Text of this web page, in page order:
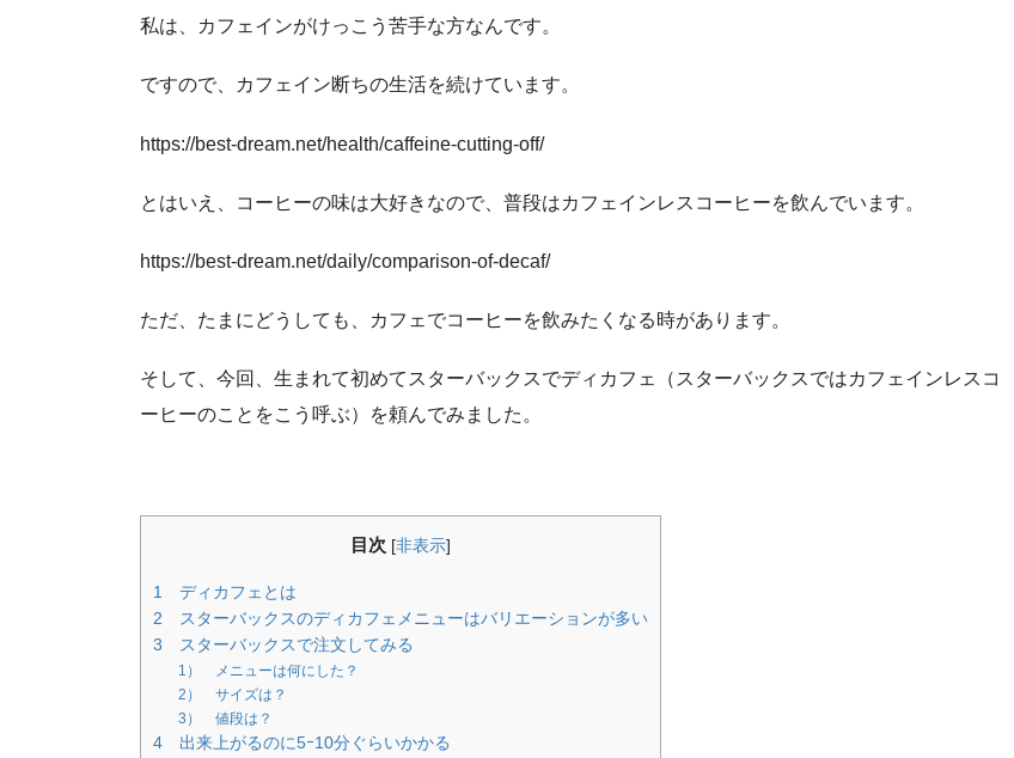
私は、カフェインがけっこう苦手な方なんです。
ですので、カフェイン断ちの生活を続けています。
https://best-dream.net/health/caffeine-cutting-off/
とはいえ、コーヒーの味は大好きなので、普段はカフェインレスコーヒーを飲んでいます。
https://best-dream.net/daily/comparison-of-decaf/
ただ、たまにどうしても、カフェでコーヒーを飲みたくなる時があります。
そして、今回、生まれて初めてスターバックスでディカフェ（スターバックスではカフェインレスコ
ーヒーのことをこう呼ぶ）を頼んでみました。
目次 [非表示]
1 ディカフェとは
2 スターバックスのディカフェメニューはバリエーションが多い
3 スターバックスで注文してみる
1） メニューは何にした？
2） サイズは？
3） 値段は？
4 出来上がるのに5ｰ10分ぐらいかかる